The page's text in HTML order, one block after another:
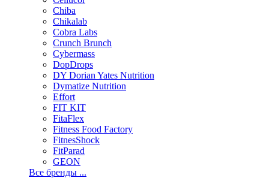
Chiba
Chikalab
Cobra Labs
Crunch Brunch
Cybermass
DopDrops
DY Dorian Yates Nutrition
Dymatize Nutrition
Effort
FIT KIT
FitaFlex
Fitness Food Factory
FitnesShock
FitParad
GEON
Все бренды ...